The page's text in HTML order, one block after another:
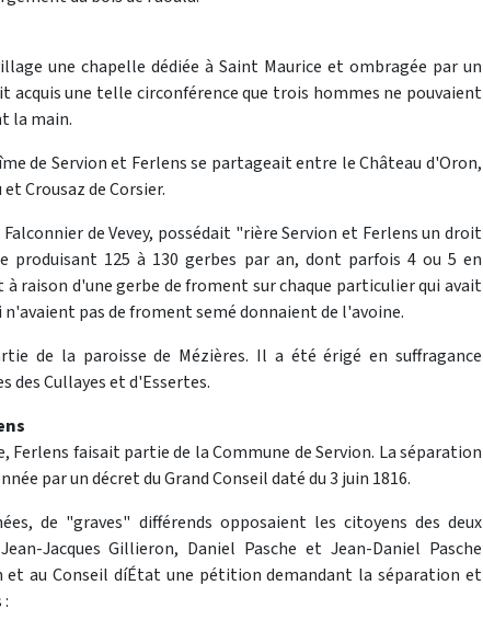
une chapelle dédiée à Saint Maurice et ombragée par un
acquis une telle circonférence que trois hommes ne pouvaient
la main.
de Servion et Ferlens se partageait entre le Château d'Oron,
Crousaz de Corsier.
Falconnier de Vevey, possédait "rière Servion et Ferlens un droit
produisant 125 à 130 gerbes par an, dont parfois 4 ou 5 en
à raison d'une gerbe de froment sur chaque particulier qui avait
n'avaient pas de froment semé donnaient de l'avoine.
de la paroisse de Mézières. Il a été érigé en suffragance
des Cullayes et d'Essertes.
Ferlens faisait partie de la Commune de Servion. La séparation
par un décret du Grand Conseil daté du 3 juin 1816.
de "graves" différends opposaient les citoyens des deux
Jacques Gillieron, Daniel Pasche et Jean-Daniel Pasche
et au Conseil díÉtat une pétition demandant la séparation et